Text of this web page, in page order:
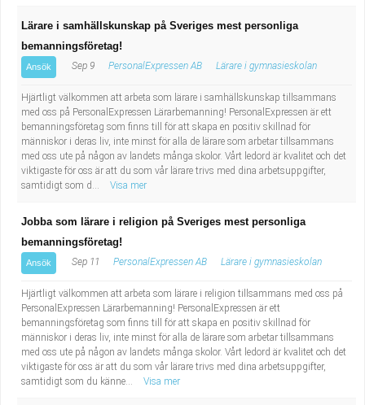
Lärare i samhällskunskap på Sveriges mest personliga
bemanningsföretag!
Ansök Sep 9 PersonalExpressen AB Lärare i gymnasieskolan
Hjärtligt välkommen att arbeta som lärare i samhällskunskap tillsammans
med oss på PersonalExpressen Lärarbemanning! PersonalExpressen är ett
bemanningsföretag som finns till för att skapa en positiv skillnad för
människor i deras liv, inte minst för alla de lärare som arbetar tillsammans
med oss ute på någon av landets många skolor. Vårt ledord är kvalitet och det
viktigaste för oss är att du som vår lärare trivs med dina arbetsuppgifter,
samtidigt som d...
Visa mer
Jobba som lärare i religion på Sveriges mest personliga
bemanningsföretag!
Ansök Sep 11 PersonalExpressen AB Lärare i gymnasieskolan
Hjärtligt välkommen att arbeta som lärare i religion tillsammans med oss på
PersonalExpressen Lärarbemanning! PersonalExpressen är ett
bemanningsföretag som finns till för att skapa en positiv skillnad för
människor i deras liv, inte minst för alla de lärare som arbetar tillsammans
med oss ute på någon av landets många skolor. Vårt ledord är kvalitet och det
viktigaste för oss är att du som vår lärare trivs med dina arbetsuppgifter,
samtidigt som du känne...
Visa mer